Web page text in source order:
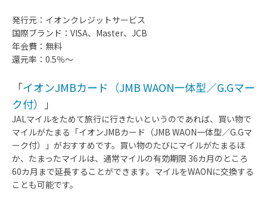
発行元：イオンクレジットサービス
国際ブランド：VISA、Master、JCB
年会費：無料
還元率：0.5％～
「イオンJMBカード（JMB WAON一体型／G.Gマー
ク付） 」
JALマイルをためて旅行に行きたいというのであれば、買い物で
マイルがたまる「イオンJMBカード（JMB WAON一体型／G.Gマ
ーク付）」がおすすめです。買い物のたびにマイルがたまるほ
か、たまったマイルは、通常マイルの有効期限 36カ月のところ
60カ月まで延長することができます。マイルをWAONに交換する
ことも可能です。